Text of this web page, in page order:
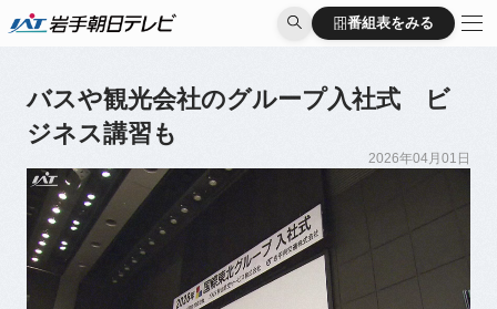
番組表をみる
番組表をみる
バスや観光会社のグループ入社式 ビ
ジネス講習も
2026年04月01日